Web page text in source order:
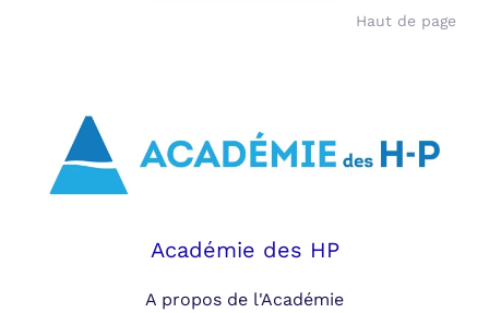
Haut de page
Académie des HP
A propos de l'Académie